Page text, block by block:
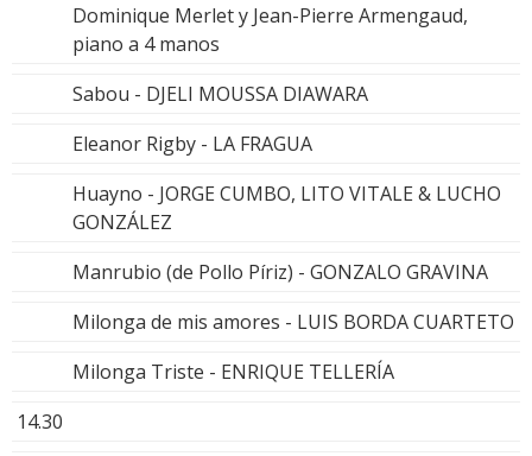
Dominique Merlet y Jean-Pierre Armengaud,
piano a 4 manos
Sabou - DJELI MOUSSA DIAWARA
Eleanor Rigby - LA FRAGUA
Huayno - JORGE CUMBO, LITO VITALE & LUCHO
GONZÁLEZ
Manrubio (de Pollo Píriz) - GONZALO GRAVINA
Milonga de mis amores - LUIS BORDA CUARTETO
Milonga Triste - ENRIQUE TELLERÍA
14.30